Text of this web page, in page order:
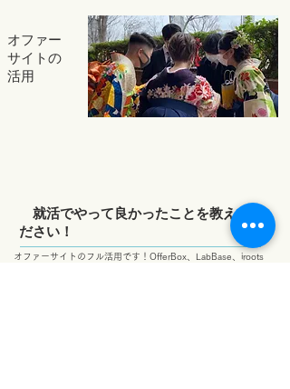
​オファー
サイトの
活用
就活でやって良かったことを教えてく
ださい！
オファーサイトのフル活用です！OfferBox、LabBase、iroots